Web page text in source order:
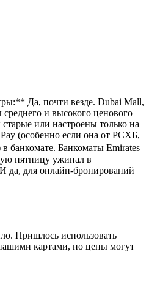
Да, почти везде. Dubai Mall,
и высокого ценового
или настроены только на
(особенно если она от РСХБ,
банкомате. Банкоматы Emirates
пятницу ужинал в
да, для онлайн-бронирований
Пришлось использовать
картами, но цены могут